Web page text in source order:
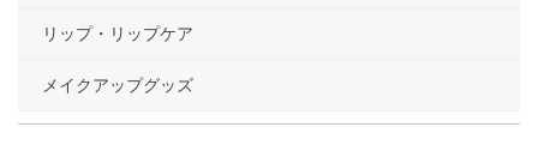
リップ・リップケア
メイクアップグッズ